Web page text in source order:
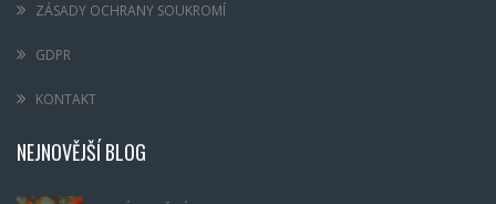
ZÁSADY OCHRANY SOUKROMÍ
GDPR
KONTAKT
NEJNOVĚJŠÍ BLOG